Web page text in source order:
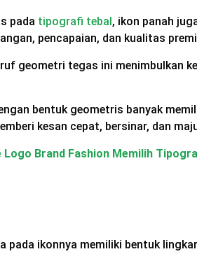
pada tipografi tebal , ikon panah
pencapaian, dan kualitas
geometri tegas ini menimbulkan
bentuk geometris banyak
kesan cepat, bersinar, dan
Logo Brand Fashion Memilih
pada ikonnya memiliki bentuk